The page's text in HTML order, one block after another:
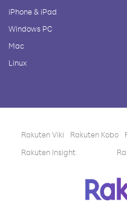
iPhone & iPad
Windows PC
Mac
Linux
Rakuten Viki Rakuten Kobo
Rakuten Insight